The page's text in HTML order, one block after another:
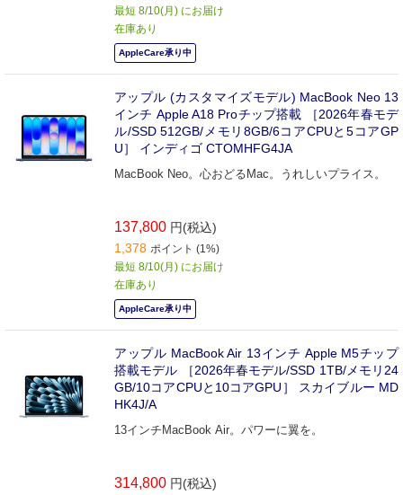
最短 8/10(月) にお届け
在庫あり
AppleCare承り中
アップル (カスタマイズモデル) MacBook Neo 13
インチ Apple A18 Proチップ搭載 ［2026年春モデ
ル/SSD 512GB/メモリ8GB/6コアCPUと5コアGP
U］ インディゴ CTOMHFG4JA
MacBook Neo。心おどるMac。うれしいプライス。
137,800 円(税込)
1,378 ポイント (1%)
最短 8/10(月) にお届け
在庫あり
AppleCare承り中
アップル MacBook Air 13インチ Apple M5チップ
搭載モデル ［2026年春モデル/SSD 1TB/メモリ24
GB/10コアCPUと10コアGPU］ スカイブルー MD
HK4J/A
13インチMacBook Air。パワーに翼を。
314,800 円(税込)